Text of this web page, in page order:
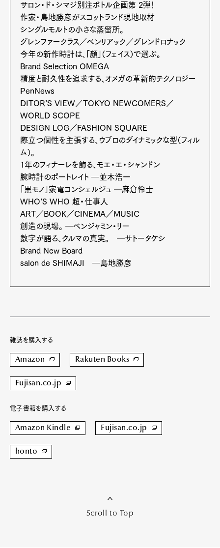
Pen international Pen tw
サロン・ド・シマジ別注ボトル企画第 2弾！
作家・島地勝彦がスコットランド現地取材
シングルモルトの小さな蒸留所。
グレンファークラス／ベンリアック／グレンドロナック
今年の新作時計は、「顔」（フェイス）で選ぶ。
Brand Selection OMEGA
精度と耐久性を追求する、オメガの革新的テクノロジー
PenNews
DITOR’S VIEW／TOKYO NEWCOMERS／
WORLD SCOPE
DESIGN LOG／FASHION SQUARE
際立つ個性を主張する、ウブロのダイナミックな型（フィル
ム）。
1年のフィナーレを飾る、モエ・エ・シャンドン
腕時計のポートレイト ─並木浩一
「黒モノ」家電コンシェルジュ ─麻倉怜士
WHO’S WHO 超・仕事人
ART／BOOK／CINEMA／MUSIC
創造の現場。 ─ベンジャミン・リー
数字が語る、クルマの真実。 ─サトータケシ
Brand New Board
salon de SHIMAJI ─島地勝彦
雑誌を購入する
Amazon Rakuten Books
Fujisan.co.jp
電子書籍を購入する
Amazon Kindle Fujisan.co.jp
honto
Scroll to Top